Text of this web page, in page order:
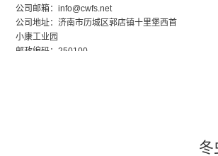
公司邮箱：info@cwfs.net
公司地址：济南市历城区郭店镇十里堡西首
小康工业园
邮政编码：250100
冬